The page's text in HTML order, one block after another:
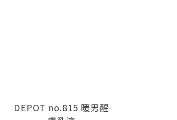
DEPOT no.815 暖男醒